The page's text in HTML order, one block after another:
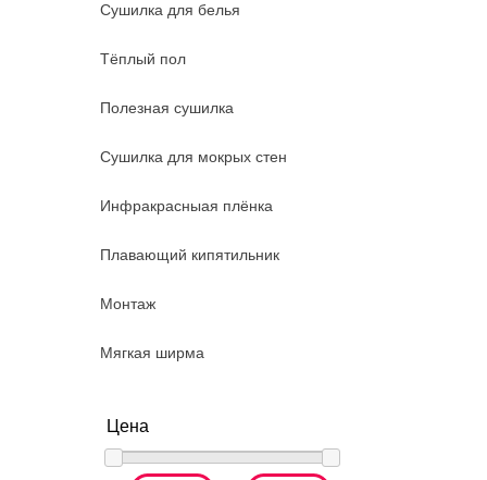
Сушилка для белья
Тёплый пол
Полезная сушилка
Сушилка для мокрых стен
Инфракрасныая плёнка
Плавающий кипятильник
Монтаж
Мягкая ширма
Цена